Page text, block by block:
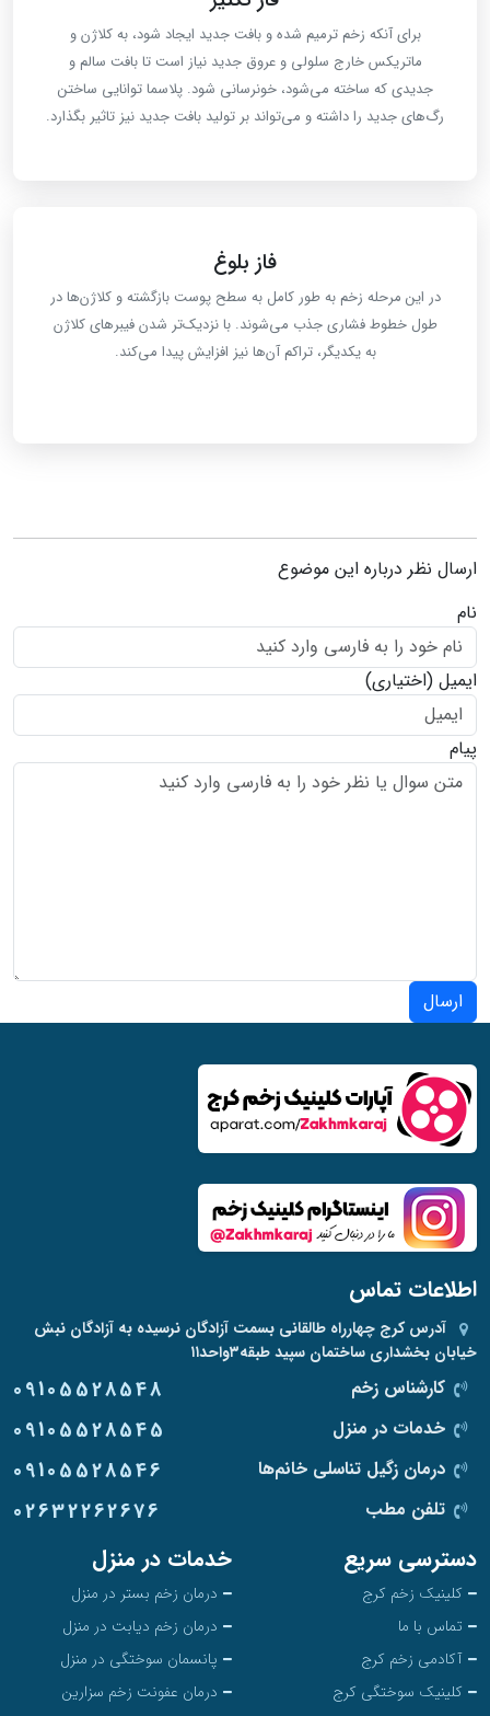
برای آنکه زخم ترمیم شده و بافت جدید ایجاد شود، به کلاژن و
ماتریکس خارج سلولی و عروق جدید نیاز است تا بافت سالم و
جدیدی که ساخته می‌شود، خونرسانی شود. پلاسما توانایی ساختن
رگ‌های جدید را داشته و می‌تواند بر تولید بافت جدید نیز تاثیر بگذارد.
فاز بلوغ
در این مرحله زخم به طور کامل به سطح پوست بازگشته و کلاژن‌ها در
طول خطوط فشاری جذب می‌شوند. با نزدیک‌تر شدن فیبرهای کلاژن
به یکدیگر، تراکم آن‌ها نیز افزایش پیدا می‌کند.
ارسال نظر درباره این موضوع
نام
ایمیل (اختیاری)
پیام
ارسال
خدمات در منزل
درمان زخم بستر در منزل
درمان زخم دیابت در منزل
پانسمان سوختگی در منزل
درمان عفونت زخم سزارین
دسترسی سریع
کلینیک زخم کرج
تماس با ما
آکادمی زخم کرج
کلینیک سوختگی کرج
اطلاعات تماس
آدرس کرج چهارراه طالقانی بسمت آزادگان نرسیده به آزادگان نبش
خیابان بخشداری ساختمان سپید طبقه۳واحد۱۱
کارشناس زخم 09105528548
خدمات در منزل 09105528545
درمان زگیل تناسلی خانم‌ها 09105528546
تلفن مطب 02632262676